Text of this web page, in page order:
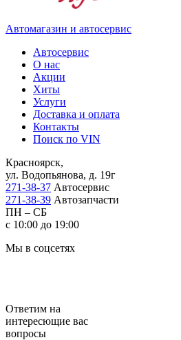
Автомагазин и автосервис
Автосервис
О нас
Акции
Хиты
Услуги
Доставка и оплата
Контакты
Поиск по VIN
Красноярск,
ул. Водопьянова, д. 19г
271-38-37 Автосервис
271-38-39 Автозапчасти
ПН – СБ
с 10:00 до 19:00
Мы в соцсетях
Ответим на
интересющие вас
вопросы